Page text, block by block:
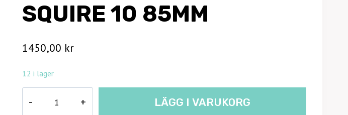
SQUIRE 10 85MM
1450,00 kr
12 i lager
LÄGG I VARUKORG